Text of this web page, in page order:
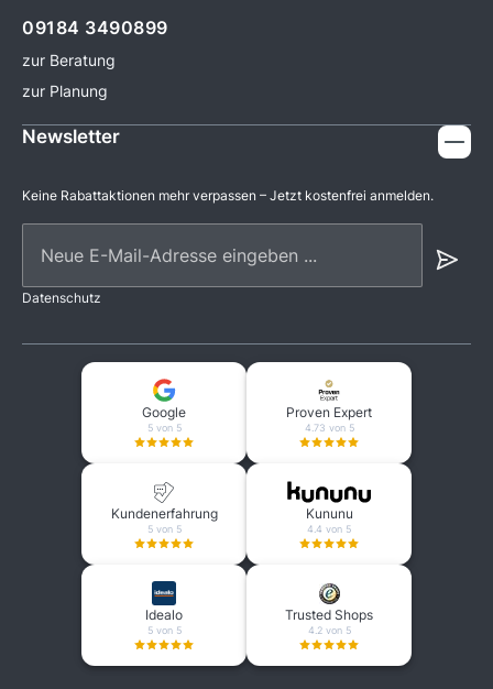
09184 3490899
zur Beratung
zur Planung
Newsletter
Keine Rabattaktionen mehr verpassen – Jetzt kostenfrei anmelden.
Datenschutz
Google
5 von 5
Proven Expert
4.73 von 5
Kundenerfahrung
5 von 5
Kununu
4.4 von 5
Idealo
5 von 5
Trusted Shops
4.2 von 5